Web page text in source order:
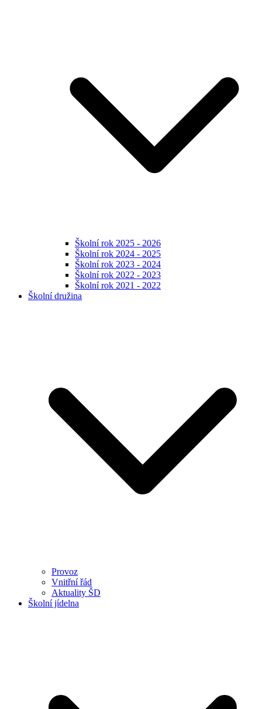
Školní rok 2025 - 2026
Školní rok 2024 - 2025
Školní rok 2023 - 2024
Školní rok 2022 - 2023
Školní rok 2021 - 2022
Školní družina
Provoz
Vnitřní řád
Aktuality ŠD
Školní jídelna